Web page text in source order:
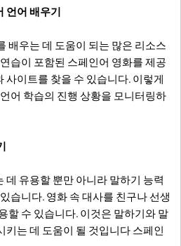
언어 배우기
배우는 데 도움이 되는 많은 리소스
습이 포함된 스페인어 영화를 제공
사이트를 찾을 수 있습니다. 이렇게
어 학습의 진행 상황을 모니터링하
데 유용할 뿐만 아니라 말하기 능력
습니다. 영화 속 대사를 친구나 선생
할 수 있습니다. 이것은 말하기와 말
키는 데 도움이 될 것입니다 스페인